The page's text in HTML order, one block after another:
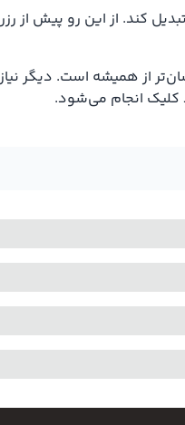
کند. از این رو پیش از
از همیشه است. دیگر
کلیک انجام می‌شود.